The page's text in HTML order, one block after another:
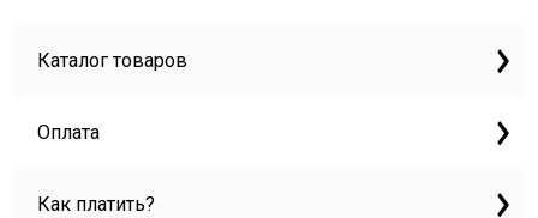
Каталог товаров
Оплата
Как платить?